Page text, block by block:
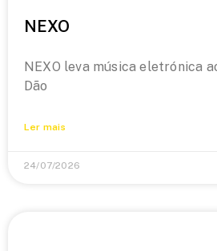
NEXO
NEXO leva música eletrónica
Dão
Ler mais
24/07/2026